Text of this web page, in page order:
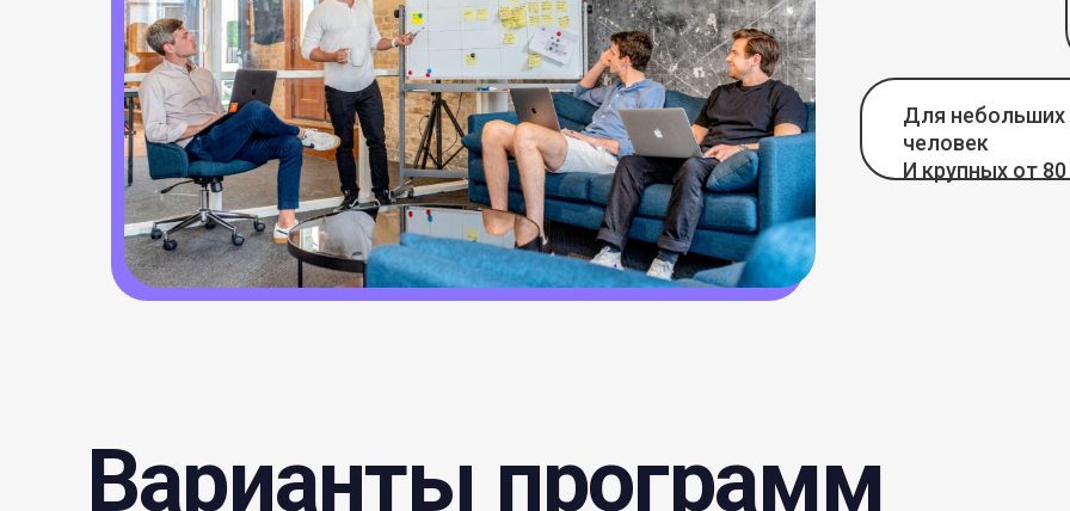
Для
человек
И крупных от
Варианты программ